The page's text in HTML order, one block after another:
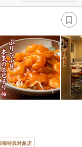
稿特典対象店